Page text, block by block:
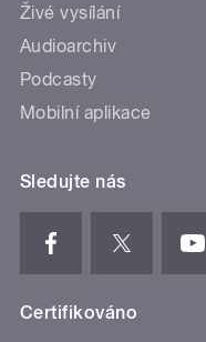
Živé vysílání
Audioarchiv
Podcasty
Mobilní aplikace
Sledujte nás
Certifikováno